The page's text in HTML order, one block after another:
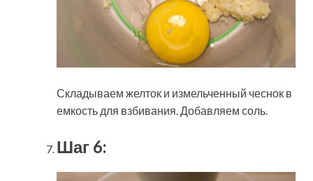
Складываем желток и измельченный чеснок в
емкость для взбивания. Добавляем соль.
Шаг 6: